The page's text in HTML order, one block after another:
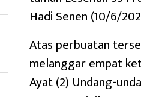
Hadi Senen (10/6/
Atas perbuatan
melanggar empat
Ayat (2) Undang-